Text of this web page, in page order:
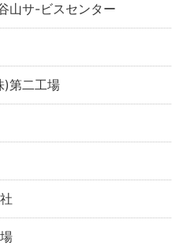
山サ-ビスセンター
)第二工場